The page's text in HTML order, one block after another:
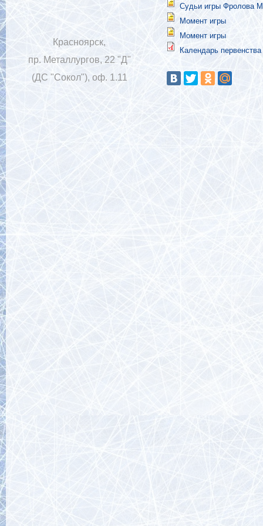
Красноярск,
пр. Металлургов, 22 "Д"
(ДС "Сокол"), оф. 1.11
Судьи игры Фролова
Момент игры
Момент игры
Календарь